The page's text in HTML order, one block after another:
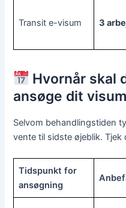
Transit e-visum 3
Hvornår skal
ansøge dit
Selvom behandlingstiden
vente til sidste øjeblik.
Tidspunkt for
ansøgning